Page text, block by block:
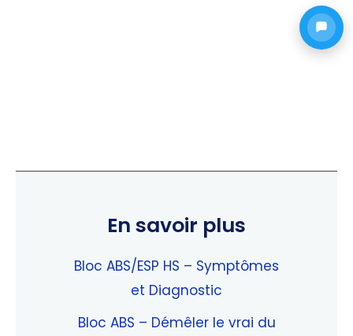
En savoir plus
Bloc ABS/ESP HS – Symptômes
et Diagnostic
Bloc ABS – Démêler le vrai du